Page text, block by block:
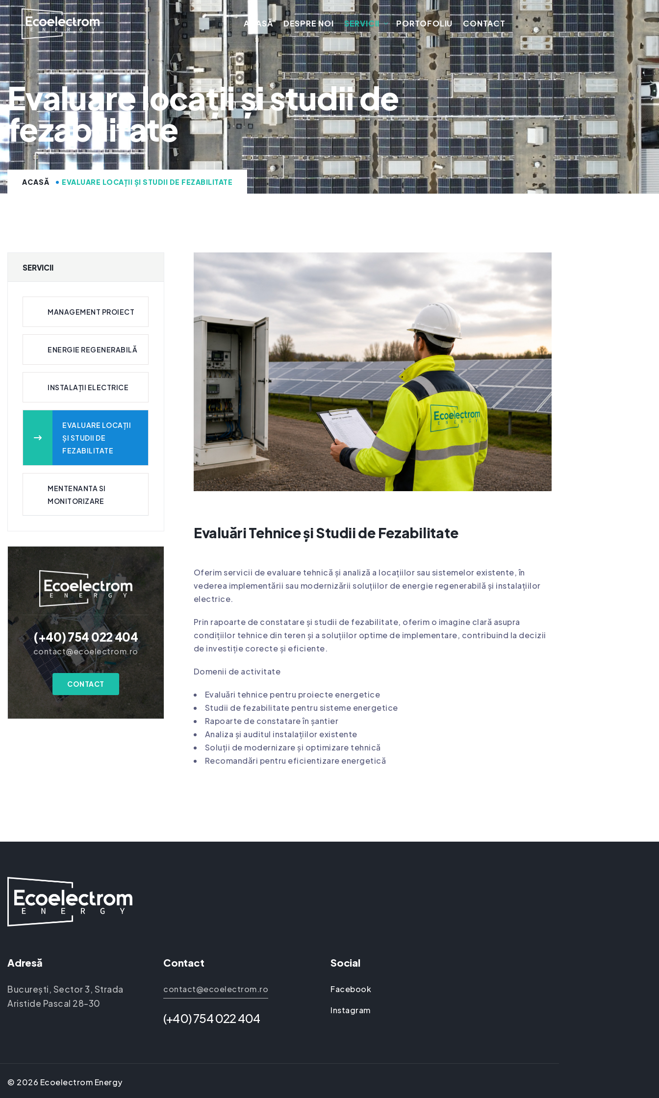
ACASĂ DESPRE NOI SERVICII PORTOFOLIU CONTACT
Evaluare locații și studii de
fezabilitate
ACASĂ EVALUARE LOCAȚII ȘI STUDII DE FEZABILITATE
SERVICII
MANAGEMENT PROIECT
ENERGIE REGENERABILĂ
INSTALAȚII ELECTRICE
EVALUARE LOCAȚII
ȘI STUDII DE
FEZABILITATE
MENTENANTA SI
MONITORIZARE
(+40) 754 022 404
contact@ecoelectrom.ro
CONTACT
Evaluări Tehnice și Studii de Fezabilitate
Oferim servicii de evaluare tehnică și analiză a locațiilor sau sistemelor existente, în
vederea implementării sau modernizării soluțiilor de energie regenerabilă și instalațiilor
electrice.
Prin rapoarte de constatare și studii de fezabilitate, oferim o imagine clară asupra
condițiilor tehnice din teren și a soluțiilor optime de implementare, contribuind la decizii
de investiție corecte și eficiente.
Domenii de activitate
Evaluări tehnice pentru proiecte energetice
Studii de fezabilitate pentru sisteme energetice
Rapoarte de constatare în șantier
Analiza și auditul instalațiilor existente
Soluții de modernizare și optimizare tehnică
Recomandări pentru eficientizare energetică
Adresă
București, Sector 3, Strada
Aristide Pascal 28-30
Contact
contact@ecoelectrom.ro
(+40) 754 022 404
Social
Facebook
Instagram
© 2026 Ecoelectrom Energy